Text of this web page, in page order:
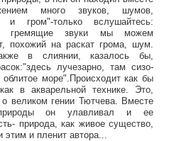
много звуков, шумов,
и гром"-только вслушайтесь:
гремящие звуки мы можем
похожий на раскат грома, шум.
в слиянии, казалось бы,
лучезарно, там сизо-
море".Происходит как бы
в акварельной технике. Это,
о великом гении Тютчева. Вместе
он улавливал и ее
природа, как живое существо,
этим и пленит автора...